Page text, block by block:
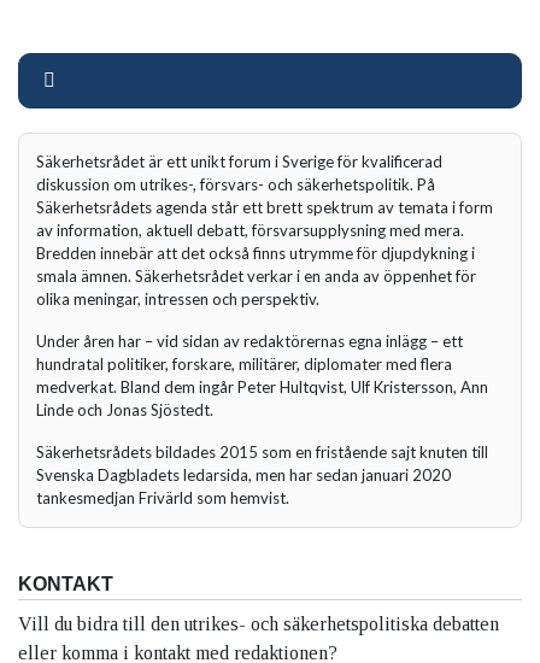
Säkerhetsrådet är ett unikt forum i Sverige för kvalificerad
diskussion om utrikes-, försvars- och säkerhetspolitik. På
Säkerhetsrådets agenda står ett brett spektrum av temata i form
av information, aktuell debatt, försvarsupplysning med mera.
Bredden innebär att det också finns utrymme för djupdykning i
smala ämnen. Säkerhetsrådet verkar i en anda av öppenhet för
olika meningar, intressen och perspektiv.
Under åren har – vid sidan av redaktörernas egna inlägg – ett
hundratal politiker, forskare, militärer, diplomater med flera
medverkat. Bland dem ingår Peter Hultqvist, Ulf Kristersson, Ann
Linde och Jonas Sjöstedt.
Säkerhetsrådets bildades 2015 som en fristående sajt knuten till
Svenska Dagbladets ledarsida, men har sedan januari 2020
tankesmedjan Frivärld som hemvist.
KONTAKT
Vill du bidra till den utrikes- och säkerhetspolitiska debatten
eller komma i kontakt med redaktionen?